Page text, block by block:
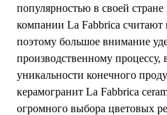
популярностью в своей
компании La Fabbrica считают
поэтому большое внимание
производственному
уникальности конечного
керамогранит La Fabbrica
огромного выбора цветовых